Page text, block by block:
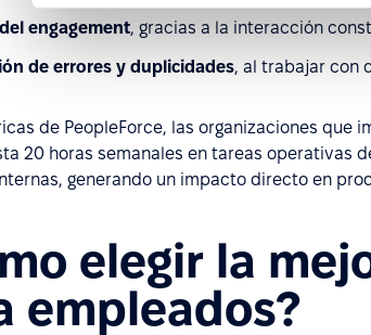
engagement, gracias a la interacción
de errores y duplicidades, al trabajar con
de PeopleForce, las organizaciones que
20 horas semanales en tareas operativas
generando un impacto directo en
elegir la
empleados?